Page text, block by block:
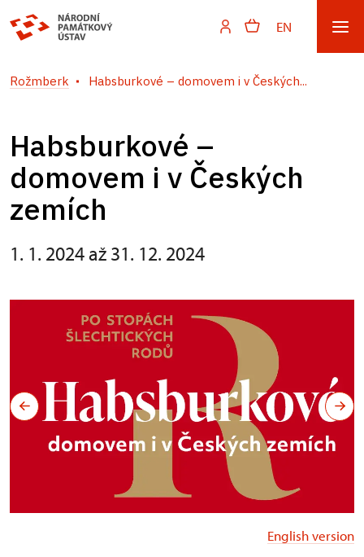
EN
Rožmberk Habsburkové – domovem i v Českých...
Habsburkové –
domovem i v Českých
zemích
1. 1. 2024 až 31. 12. 2024
English version